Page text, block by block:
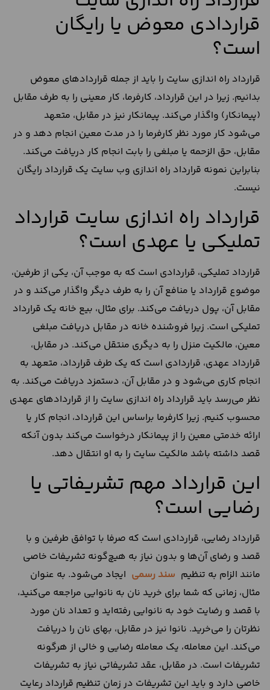
قراردادی معوض یا رایگان
است؟
قرارداد راه اندازی سایت را باید از جمله قراردادهای معوض
بدانیم. زیرا در این قرارداد، کارفرما، کار معینی را به طرف مقابل
(پیمانکار) واگذار می‌‌کند. پیمانکار نیز در مقابل، متعهد
می‌‌شود کار‌ مورد نظر کارفرما را در مدت معین انجام دهد و در
مقابل، حق الزحمه یا مبلغی را بابت انجام کار دریافت می‌‌کند.
بنابراین نمونه قرارداد راه اندازی وب سایت یک قرارداد رایگان
نیست.
قرارداد راه اندازی سایت قرارداد
تملیکی یا عهدی است؟
قرارداد تملیکی، قراردادی است که به موجب آن، یکی از طرفین،
موضوع قرارداد یا منافع آن را به طرف دیگر واگذار می‌‌کند و در
مقابل آن، پول دریافت می‌‌کند. برای مثال، بیع خانه یک قرارداد
تملیکی است. زیرا فروشنده خانه در مقابل دریافت مبلغی
معین، مالکیت منزل را به دیگری منتقل می‌کند. در مقابل،
قرارداد عهدی، قراردادی است که یک طرف قرارداد، متعهد به
انجام کاری می‌‌شود و در مقابل آن، دستمزد دریافت می‌کند. به
نظر می‌‌رسد باید قرارداد راه اندازی سایت را از قرارداد‌‌ها‌‌ی عهدی
محسوب کنیم. زیرا کارفرما براساس این قرارداد، انجام کار یا
ارائه خدمتی معین را از پیمانکار درخواست می‌‌کند بدون آنکه
قصد ‌داشته ‌باشد مالکیت سایت را به او انتقال دهد.
این قرارداد مهم تشریفاتی یا
رضایی است؟
قرارداد رضایی، قراردادی است که صرفا با توافق طرفین و با
قصد و رضای آن‌‌ها و بدون نیاز به هیچ‌‌گونه تشریفات خاصی
مانند الزام به تنظیم سند رسمی ایجاد می‌شود. به عنوان
مثال، زمانی که شما برای خرید‌ نان به نانوایی مراجعه می‌‌کنید،
با قصد و رضایت خود به نانوایی رفته‌اید و تعداد نان مورد
نظرتان را می‌‌خرید. نانوا نیز در مقابل، بهای نان را دریافت
می‌کند. این معامله، یک معامله رضایی و خالی از هرگونه
تشریفات است. در مقابل، عقد تشریفاتی نیاز به تشریفات
خاصی دارد و باید این تشریفات در زمان تنظیم قرارداد رعایت